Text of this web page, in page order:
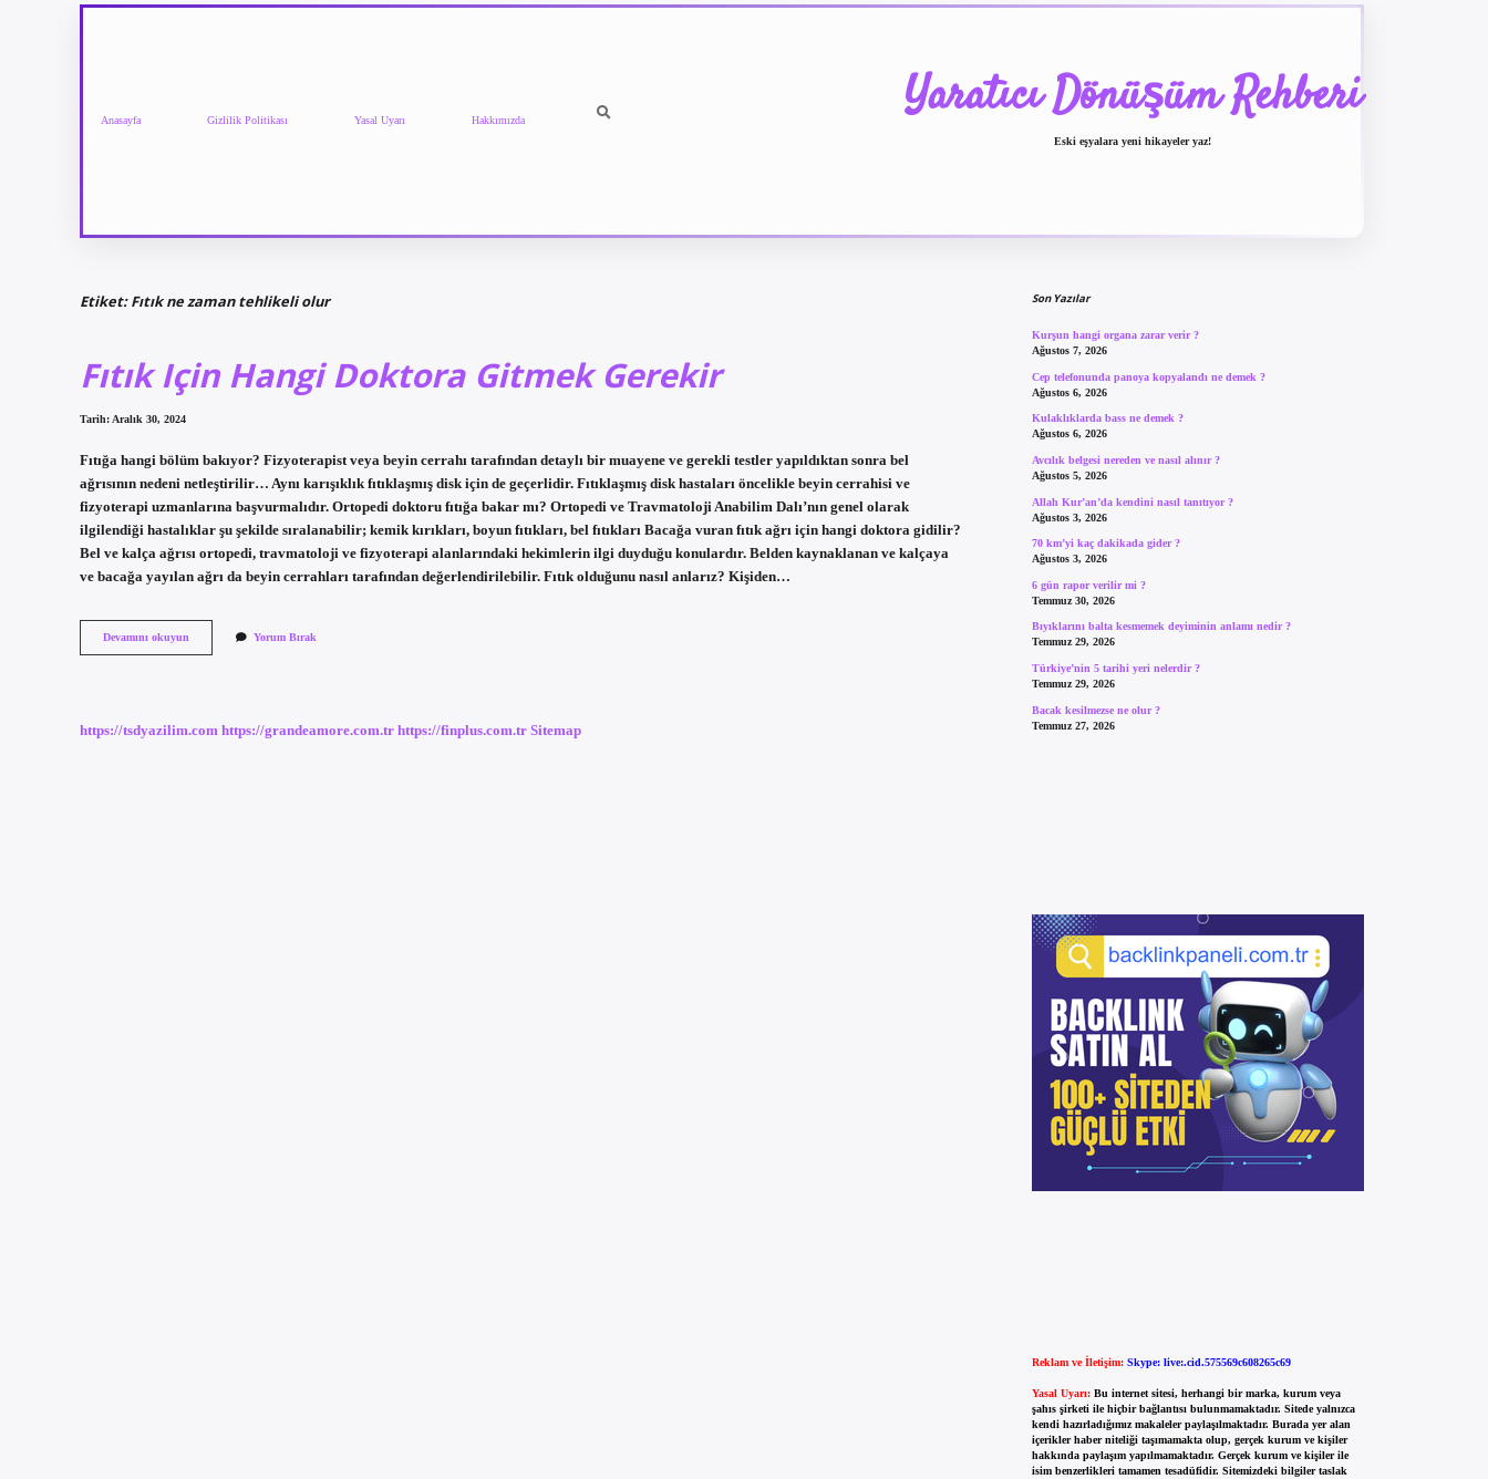
Anasayfa Gizlilik Politikası Yasal Uyarı Hakkımızda Yaratıcı Dönüşüm Rehberi
Eski eşyalara yeni hikayeler yaz!
Etiket:Fıtık ne zaman tehlikeli olur
Fıtık Için Hangi Doktora Gitmek Gerekir
Tarih: Aralık 30, 2024
Fıtığa hangi bölüm bakıyor? Fizyoterapist veya beyin cerrahı tarafından detaylı bir muayene ve gerekli testler yapıldıktan sonra bel
ağrısının nedeni netleştirilir… Aynı karışıklık fıtıklaşmış disk için de geçerlidir. Fıtıklaşmış disk hastaları öncelikle beyin cerrahisi ve
fizyoterapi uzmanlarına başvurmalıdır. Ortopedi doktoru fıtığa bakar mı? Ortopedi ve Travmatoloji Anabilim Dalı’nın genel olarak
ilgilendiği hastalıklar şu şekilde sıralanabilir; kemik kırıkları, boyun fıtıkları, bel fıtıkları Bacağa vuran fıtık ağrı için hangi doktora gidilir?
Bel ve kalça ağrısı ortopedi, travmatoloji ve fizyoterapi alanlarındaki hekimlerin ilgi duyduğu konulardır. Belden kaynaklanan ve kalçaya
ve bacağa yayılan ağrı da beyin cerrahları tarafından değerlendirilebilir. Fıtık olduğunu nasıl anlarız? Kişiden…
Devamını okuyun
Için
Yorum Bırak
https://tsdyazilim.com https://grandeamore.com.tr https://finplus.com.tr Sitemap
Son Yazılar
Kurşun hangi organa zarar verir ?
Ağustos 7, 2026
Cep telefonunda panoya kopyalandı ne demek ?
Ağustos 6, 2026
Kulaklıklarda bass ne demek ?
Ağustos 6, 2026
Avcılık belgesi nereden ve nasıl alınır ?
Ağustos 5, 2026
Allah Kur’an’da kendini nasıl tanıtıyor ?
Ağustos 3, 2026
70 km’yi kaç dakikada gider ?
Ağustos 3, 2026
6 gün rapor verilir mi ?
Temmuz 30, 2026
Bıyıklarını balta kesmemek deyiminin anlamı nedir ?
Temmuz 29, 2026
Türkiye’nin 5 tarihi yeri nelerdir ?
Temmuz 29, 2026
Bacak kesilmezse ne olur ?
Temmuz 27, 2026
Reklam ve İletişim: Skype: live:.cid.575569c608265c69
Yasal Uyarı: Bu internet sitesi, herhangi bir marka, kurum veya
şahıs şirketi ile hiçbir bağlantısı bulunmamaktadır. Sitede yalnızca
kendi hazırladığımız makaleler paylaşılmaktadır. Burada yer alan
içerikler haber niteliği taşımamakta olup, gerçek kurum ve kişiler
hakkında paylaşım yapılmamaktadır. Gerçek kurum ve kişiler ile
isim benzerlikleri tamamen tesadüfidir. Sitemizdeki bilgiler taslak